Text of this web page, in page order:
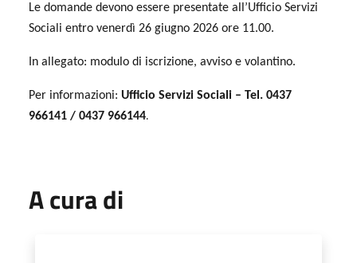
Le domande devono essere presentate all’Ufficio Servizi
Sociali entro venerdì 26 giugno 2026 ore 11.00.
In allegato: modulo di iscrizione, avviso e volantino.
Per informazioni: Ufficio Servizi Sociali – Tel. 0437
966141 / 0437 966144.
A cura di